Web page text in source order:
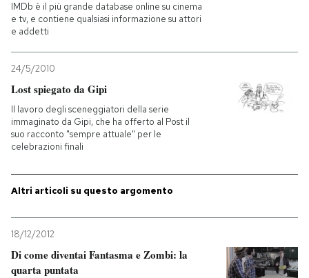
IMDb è il più grande database online su cinema
e tv, e contiene qualsiasi informazione su attori
e addetti
24/5/2010
Lost spiegato da Gipi
Il lavoro degli sceneggiatori della serie
immaginato da Gipi, che ha offerto al Post il
suo racconto "sempre attuale" per le
celebrazioni finali
Altri articoli su questo argomento
18/12/2012
Di come diventai Fantasma e Zombi: la
quarta puntata